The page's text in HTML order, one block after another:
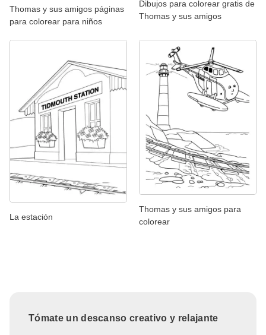
Thomas y sus amigos páginas
para colorear para niños
Dibujos para colorear gratis de
Thomas y sus amigos
La estación
Thomas y sus amigos para
colorear
Tómate un descanso creativo y relajante